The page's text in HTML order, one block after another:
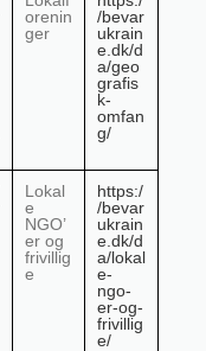
orenin
ger
/bevar
ukrain
e.dk/d
a/geo
grafis
k-
omfan
g/
Lokal
e
NGO’
er og
frivillig
e
https:/
/bevar
ukrain
e.dk/d
a/lokal
e-
ngo-
er-og-
frivillig
e/